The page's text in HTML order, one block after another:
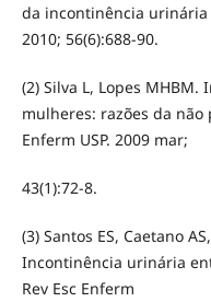
da incontinência urinária
2010; 56(6):688-90.
(2) Silva L, Lopes
mulheres: razões da não
Enferm USP. 2009 mar;
43(1):72-8.
(3) Santos ES, Caetano
Incontinência urinária
Rev Esc Enferm